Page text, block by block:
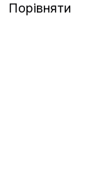
Порівняти